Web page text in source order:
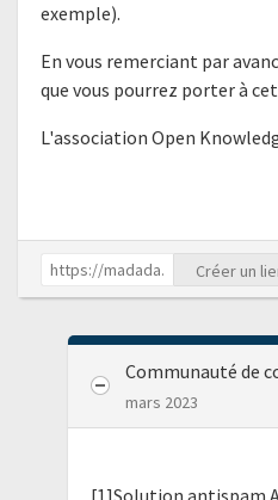
exemple).
En vous remerciant par
que vous pourrez porter à
L'association Open
Créer un
Communauté de
mars 2023
[1]Solution antispam